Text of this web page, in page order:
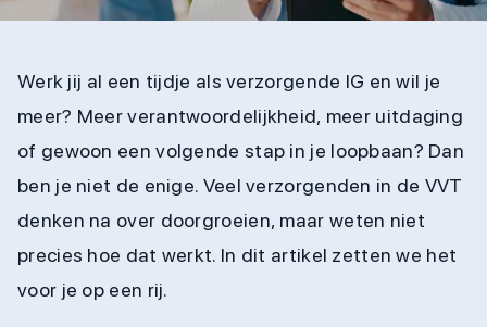
Werk jij al een tijdje als verzorgende IG en wil je
meer? Meer verantwoordelijkheid, meer uitdaging
of gewoon een volgende stap in je loopbaan? Dan
ben je niet de enige. Veel verzorgenden in de VVT
denken na over doorgroeien, maar weten niet
precies hoe dat werkt. In dit artikel zetten we het
voor je op een rij.